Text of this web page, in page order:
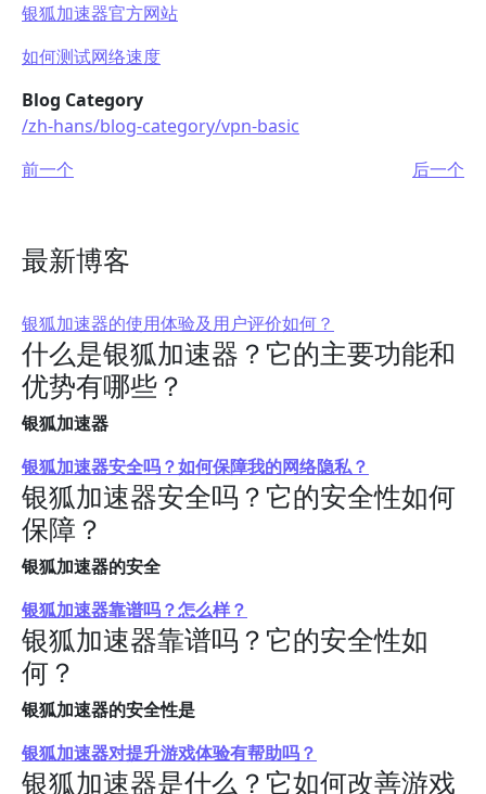
银狐加速器官方网站
如何测试网络速度
Blog Category
/zh-hans/blog-category/vpn-basic
前一个
后一个
最新博客
银狐加速器的使用体验及用户评价如何？
什么是银狐加速器？它的主要功能和
优势有哪些？
银狐加速器
银狐加速器安全吗？如何保障我的网络隐私？
银狐加速器安全吗？它的安全性如何
保障？
银狐加速器的安全
银狐加速器靠谱吗？怎么样？
银狐加速器靠谱吗？它的安全性如
何？
银狐加速器的安全性是
银狐加速器对提升游戏体验有帮助吗？
银狐加速器是什么？它如何改善游戏